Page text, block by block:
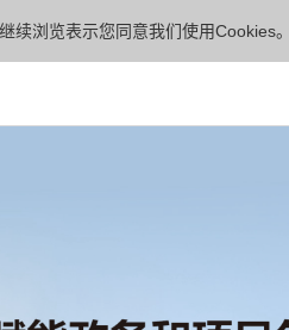
续浏览表示您同意我们使用Cookies。